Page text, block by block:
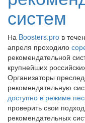
систем
На Boosters.pro в
апреля проходило
рекомендательной
крупнейших
Организаторы
рекомендательную
доступно в режиме
проверить свои
рекомендательных